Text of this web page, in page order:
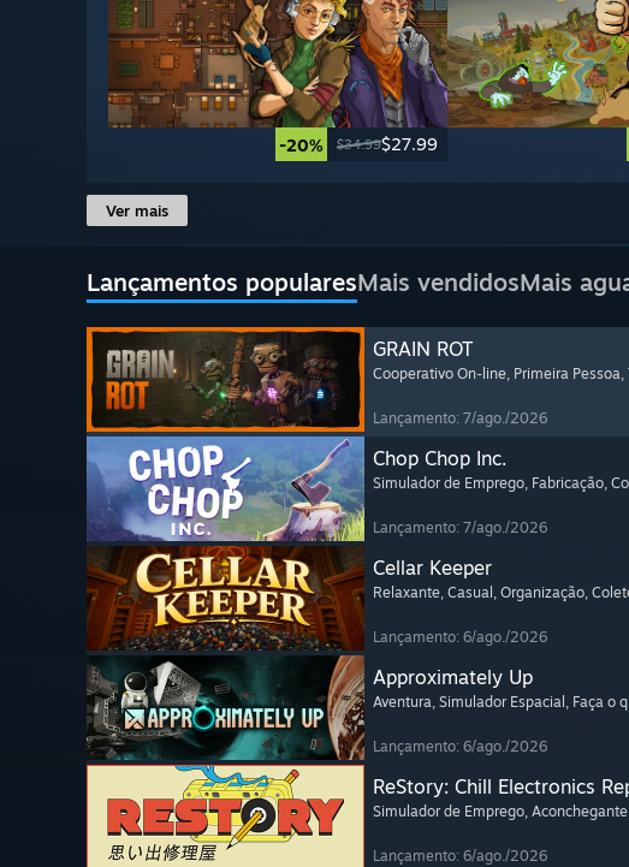
-20% $34.99$27.99
Ver mais
Lançamentos popularesMais vendidosMais
GRAIN ROT
Cooperativo On-line, Primeira Pessoa,
Lançamento: 7/ago./2026
Chop Chop Inc.
Simulador de Emprego, Fabricação,
Lançamento: 7/ago./2026
Cellar Keeper
Relaxante, Casual , Organização,
Lançamento: 6/ago./2026
Approximately Up
Aventura, Simulador Espacial , Faça o
Lançamento: 6/ago./2026
ReStory: Chill Electronics
Simulador de Emprego, Aconchegante
Lançamento: 6/ago./2026